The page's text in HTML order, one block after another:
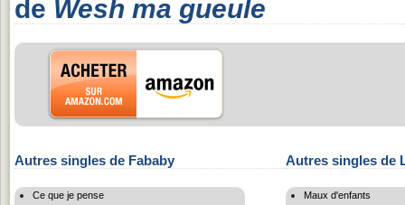
de Wesh ma gueule
Autres singles de Fababy
Ce que je pense
Autres singles de
Maux d'enfants